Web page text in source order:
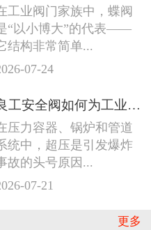
工业阀门家族中，蝶阀
“以小博大”的代表——
结构非常简单...
07-24
良工安全阀如何为工业系统守住防线
压力容器、锅炉和管道
统中，超压是引发爆炸
故的头号原因...
07-21
更多